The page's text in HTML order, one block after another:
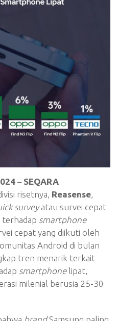
– SEQARA
risetnya, Reasense,
surveyatau survei cepat
terhadap smartphone
cepat yang diikuti oleh
Android di bulan
tren menarik terkait
smartphone lipat,
milenial berusia 25-30